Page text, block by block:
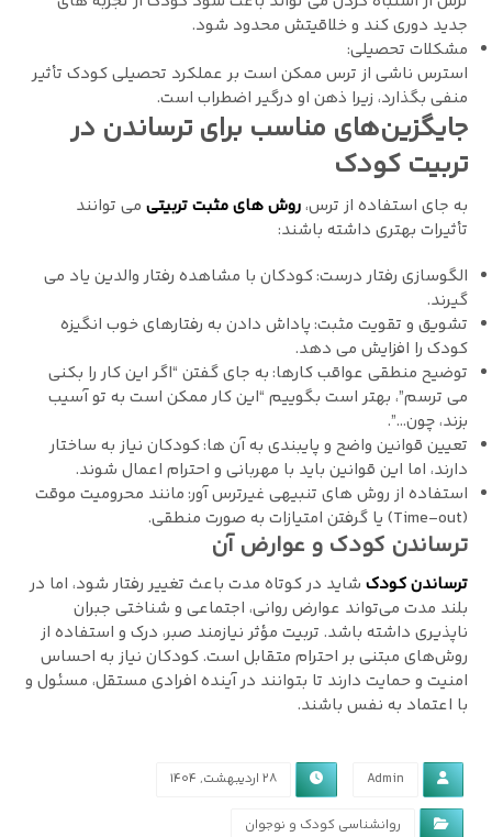
جدید دوری کند و خلاقیتش محدود شود.
مشکلات تحصیلی:
استرس ناشی از ترس ممکن است بر عملکرد تحصیلی کودک تأثیر
منفی بگذارد، زیرا ذهن او درگیر اضطراب است.
جایگزین‌های مناسب برای ترساندن در
تربیت کودک
به جای استفاده از ترس،روش ‌های مثبت تربیتی می ‌توانند
تأثیرات بهتری داشته باشند:
الگوسازی رفتار درست: کودکان با مشاهده رفتار والدین یاد می
‌گیرند.
تشویق و تقویت مثبت: پاداش دادن به رفتارهای خوب انگیزه
کودک را افزایش می ‌دهد.
توضیح منطقی عواقب کارها: به جای گفتن “اگر این کار را بکنی
می ‌ترسم”، بهتر است بگوییم “این کار ممکن است به تو آسیب
بزند، چون…”.
تعیین قوانین واضح و پایبندی به آن‌ ها: کودکان نیاز به ساختار
دارند، اما این قوانین باید با مهربانی و احترام اعمال شوند.
استفاده از روش‌ های تنبیهی غیرترس ‌آور: مانند محرومیت موقت
(Time-out) یا گرفتن امتیازات به صورت منطقی.
ترساندن کودک و عوارض آن
ترساندن کودک شاید در کوتاه ‌مدت باعث تغییر رفتار شود، اما در
بلند مدت می‌تواند عوارض روانی، اجتماعی و شناختی جبران
‌ناپذیری داشته باشد. تربیت مؤثر نیازمند صبر، درک و استفاده از
روش‌های مبتنی بر احترام متقابل است. کودکان نیاز به احساس
امنیت و حمایت دارند تا بتوانند در آینده افرادی مستقل، مسئول و
با اعتماد به‌ نفس باشند.
Admin ۲۸ اردیبهشت, ۱۴۰۴
روانشناسی کودک و نوجوان